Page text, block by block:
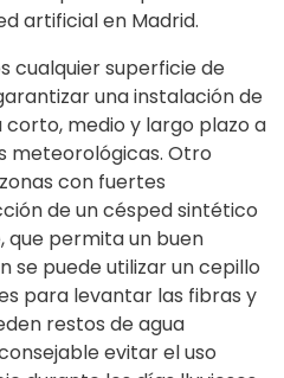
artificial en Madrid.
cualquier superficie de
una instalación de
medio y largo plazo a
meteorológicas. Otro
con fuertes
de un césped sintético
que permita un buen
se puede utilizar un cepillo
para levantar las fibras y
restos de agua
evitar el uso